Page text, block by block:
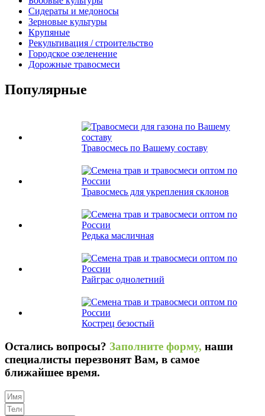
Сидераты и медоносы
Зерновые культуры
Крупяные
Рекультивация / строительство
Городское озеленение
Дорожные травосмеси
Популярные
Травосмесь по Вашему составу
Травосмесь для укрепления склонов
Редька масличная
Райграс однолетний
Кострец безостый
Остались вопросы? Заполните форму, наши
специалисты перезвонят Вам, в самое
ближайшее время.